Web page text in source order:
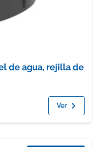
de agua, rejilla de
Ver